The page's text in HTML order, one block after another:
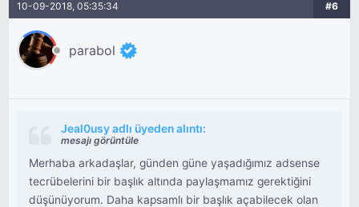
10-09-2018, 05:35:34 #6
parabol
Jeal0usy adlı üyeden alıntı:
mesajı görüntüle
Merhaba arkadaşlar, günden güne yaşadığımız adsense
tecrübelerini bir başlık altında paylaşmamız gerektiğini
düşünüyorum. Daha kapsamlı bir başlık açabilecek olan